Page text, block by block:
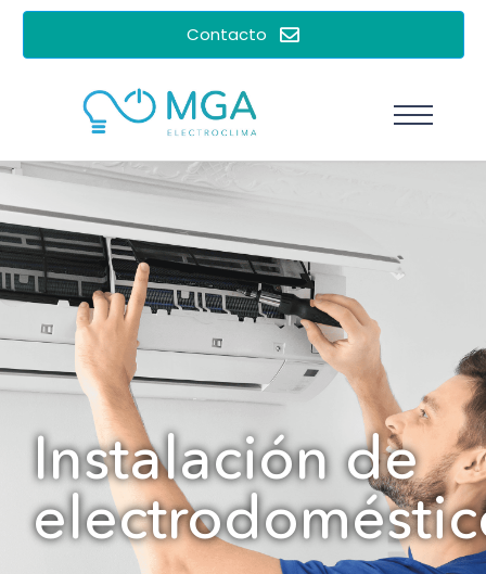
Contacto
Instalación de